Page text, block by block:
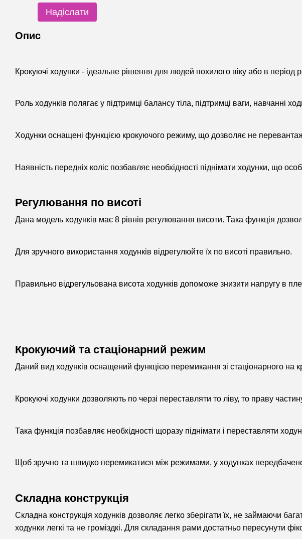
Надіслати
Опис
Крокуючі ходунки - ідеальне рішення для людей похилого віку або в період
Роль ходунків полягає у підтримці балансу тіла, підтримці ваги, навчанні
Ходунки оснащені функцією крокуючого режиму, що дозволяє не
Наявність передніх коліс позбавляє необхідності піднімати ходунки, що
Регулювання по висоті
Дана модель ходунків має 8 рівнів регулювання висоти. Така функція
Для зручного використання ходунків відрегулюйте їх по висоті правильно.
Правильно відрегульована висота ходунків допоможе знизити напругу в
Крокуючий та стаціонарний режим
Даний вид ходунків оснащений функцією перемикання зі стаціонарного на
Крокуючі ходунки дозволяють по черзі переставляти то ліву, то праву
Така функція позбавляє необхідності щоразу піднімати і переставляти
Щоб зручно та швидко перемикатися між режимами, у ходунках
Складна конструкція
Складна конструкція ходунків дозволяє легко зберігати їх, не займаючи
ходунки легкі та не громіздкі. Для складання рами достатньо пересунути